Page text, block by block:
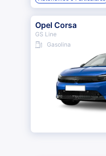
Opel Corsa
GS Line
Gasolina